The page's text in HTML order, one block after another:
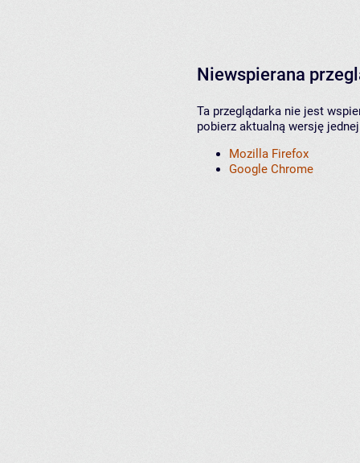
Niewspierana
Ta przeglądarka nie jest
pobierz aktualną wersję
Mozilla Firefox
Google Chrome